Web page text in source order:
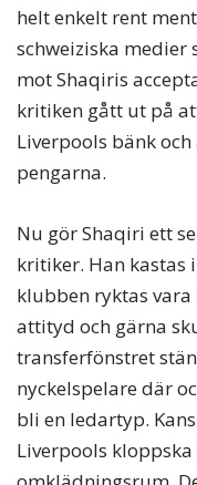
helt enkelt rent
schweiziska
mot Shaqiris
kritiken gått ut på
Liverpools bänk
pengarna.
Nu gör Shaqiri ett
kritiker. Han kastas
klubben ryktas
attityd och gärna
transferfönstret
nyckelspelare där
bli en ledartyp.
Liverpools